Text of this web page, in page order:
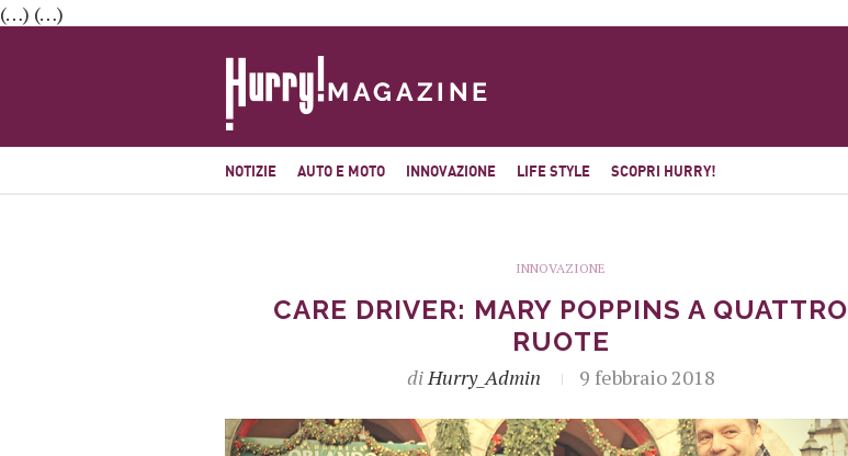
(…) (…)
NOTIZIE AUTO E MOTO INNOVAZIONE LIFE STYLE SCOPRI HURRY!
INNOVAZIONE
CARE DRIVER: MARY POPPINS A QUATTRO
RUOTE
diHurry_Admin 9 febbraio 2018